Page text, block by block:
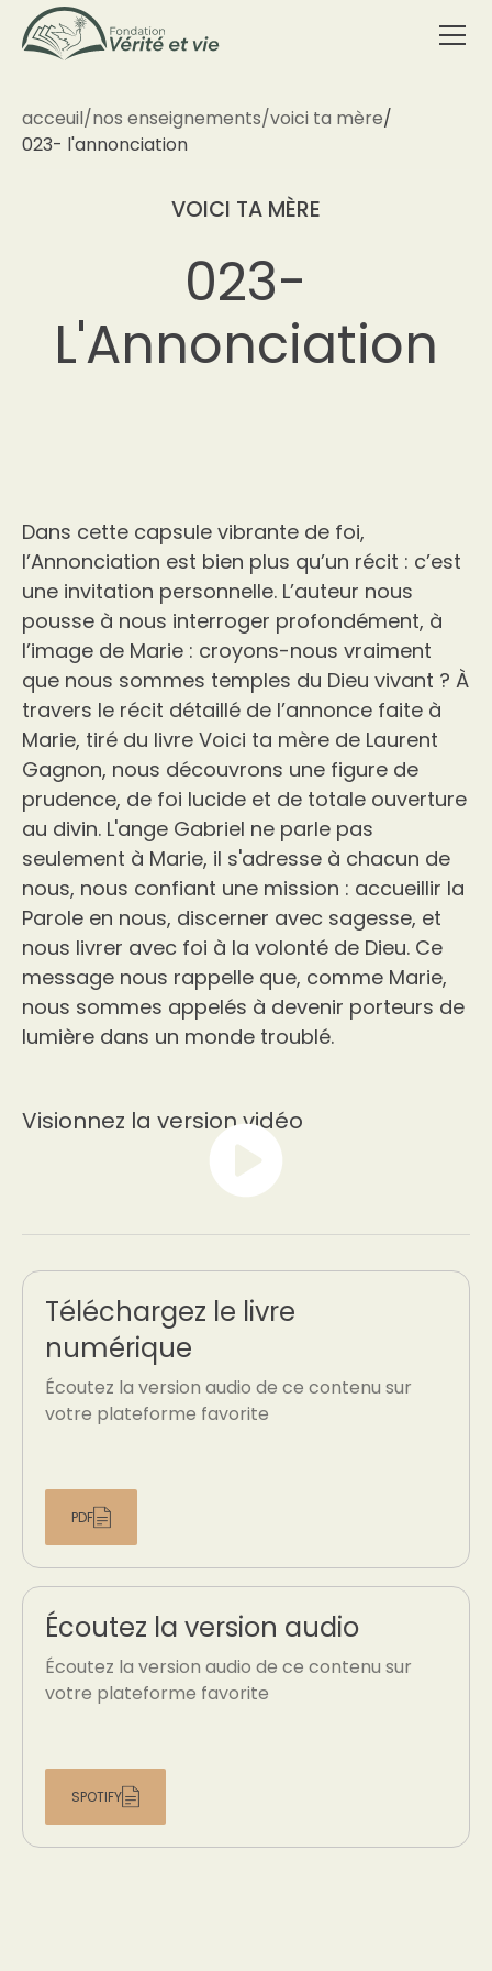
acceuil/nos enseignements/voici ta mère/
023- l'annonciation
VOICI TA MÈRE
023-
L'Annonciation
Dans cette capsule vibrante de foi,
l’Annonciation est bien plus qu’un récit : c’est
une invitation personnelle. L’auteur nous
pousse à nous interroger profondément, à
l’image de Marie : croyons-nous vraiment
que nous sommes temples du Dieu vivant ? À
travers le récit détaillé de l’annonce faite à
Marie, tiré du livre Voici ta mère de Laurent
Gagnon, nous découvrons une figure de
prudence, de foi lucide et de totale ouverture
au divin. L'ange Gabriel ne parle pas
seulement à Marie, il s'adresse à chacun de
nous, nous confiant une mission : accueillir la
Parole en nous, discerner avec sagesse, et
nous livrer avec foi à la volonté de Dieu. Ce
message nous rappelle que, comme Marie,
nous sommes appelés à devenir porteurs de
lumière dans un monde troublé.
Visionnez la version vidéo
Téléchargez le livre
numérique
Écoutez la version audio de ce contenu sur
votre plateforme favorite
PDF
Écoutez la version audio
Écoutez la version audio de ce contenu sur
votre plateforme favorite
SPOTIFY